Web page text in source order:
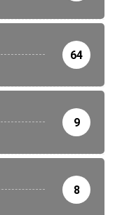
64
9
8